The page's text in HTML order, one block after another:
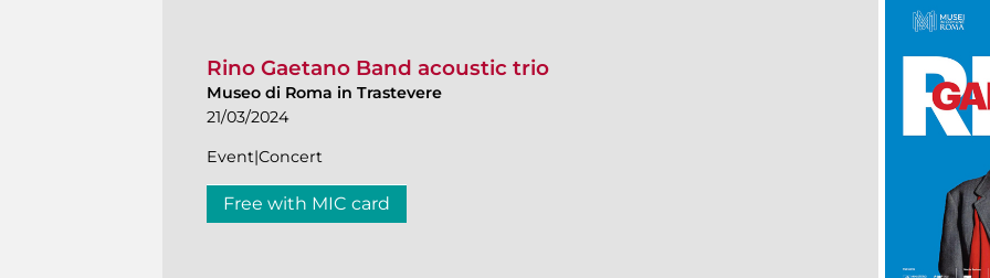
Rino Gaetano Band acoustic trio
Museo di Roma in Trastevere
21/03/2024
Event|Concert
Free with MIC card